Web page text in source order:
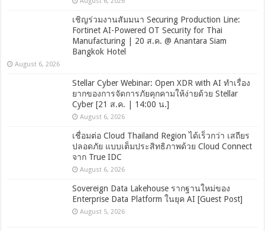
เชิญร่วมงานสัมมนา Securing Production Line:
Fortinet AI-Powered OT Security for Thai
Manufacturing | 20 ส.ค. @ Anantara Siam
Bangkok Hotel
August 6, 2026
Stellar Cyber Webinar: Open XDR with AI ทำเรื่อง
ยากของการจัดการภัยคุกคามให้ง่ายด้วย Stellar
Cyber [21 ส.ค. | 14:00 น.]
August 6, 2026
เชื่อมต่อ Cloud Thailand Region ได้เร็วกว่า เสถียร
ปลอดภัย แบบเต็มประสิทธิภาพด้วย Cloud Connect
จาก True IDC
August 6, 2026
Sovereign Data Lakehouse รากฐานใหม่ของ
Enterprise Data Platform ในยุค AI [Guest Post]
August 5, 2026